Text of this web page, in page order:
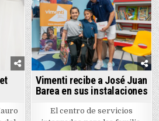
Vimenti recibe a José Juan
Barea en sus instalaciones
El centro de servicios